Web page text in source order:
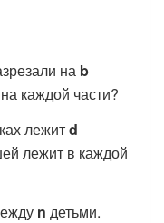
на b
каждой части?
лежитd
лежит в каждой
n детьми.